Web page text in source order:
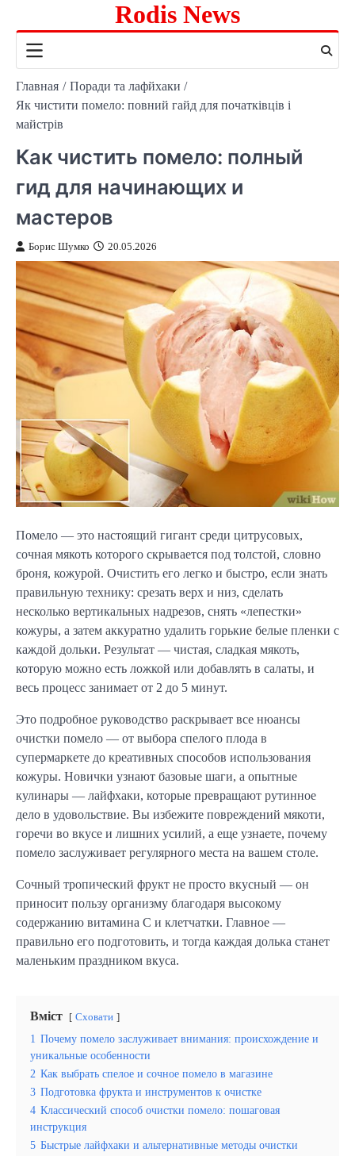
содержимому
Rodis News
Главная
Поради та лафйхаки
Як чистити помело: повний гайд для початківців і
майстрів
Как чистить помело: полный
гид для начинающих и
мастеров
Борис Шумко 20.05.2026
Помело — это настоящий гигант среди цитрусовых,
сочная мякоть которого скрывается под толстой, словно
броня, кожурой. Очистить его легко и быстро, если знать
правильную технику: срезать верх и низ, сделать
несколько вертикальных надрезов, снять «лепестки»
кожуры, а затем аккуратно удалить горькие белые пленки с
каждой дольки. Результат — чистая, сладкая мякоть,
которую можно есть ложкой или добавлять в салаты, и
весь процесс занимает от 2 до 5 минут.
Это подробное руководство раскрывает все нюансы
очистки помело — от выбора спелого плода в
супермаркете до креативных способов использования
кожуры. Новички узнают базовые шаги, а опытные
кулинары — лайфхаки, которые превращают рутинное
дело в удовольствие. Вы избежите повреждений мякоти,
горечи во вкусе и лишних усилий, а еще узнаете, почему
помело заслуживает регулярного места на вашем столе.
Сочный тропический фрукт не просто вкусный — он
приносит пользу организму благодаря высокому
содержанию витамина C и клетчатки. Главное —
правильно его подготовить, и тогда каждая долька станет
маленьким праздником вкуса.
Вміст Сховати
1 Почему помело заслуживает внимания: происхождение и
уникальные особенности
2 Как выбрать спелое и сочное помело в магазине
3 Подготовка фрукта и инструментов к очистке
4 Классический способ очистки помело: пошаговая
инструкция
5 Быстрые лайфхаки и альтернативные методы очистки